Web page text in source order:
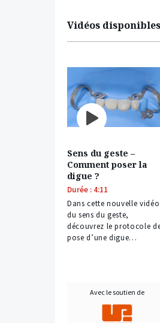
Vidéos disponibles
Sens du geste –
Comment poser la
digue ?
Durée : 4:11
Dans cette nouvelle vidéo
du sens du geste,
découvrez le protocole
pose d’une digue…
Avec le soutien de